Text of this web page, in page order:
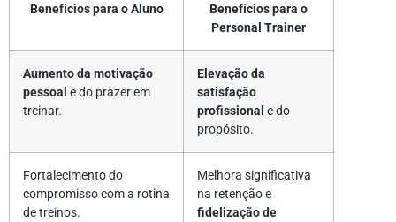
Benefícios para o Aluno
Benefícios para o
Personal Trainer
Aumento da motivação
pessoal e do prazer em
treinar.
Elevação da
satisfação
profissional e do
propósito.
Fortalecimento do
compromisso com a rotina
de treinos.
Melhora significativa
na retenção e
fidelização de